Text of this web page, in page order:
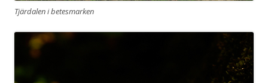
Tjärdalen i betesmarken